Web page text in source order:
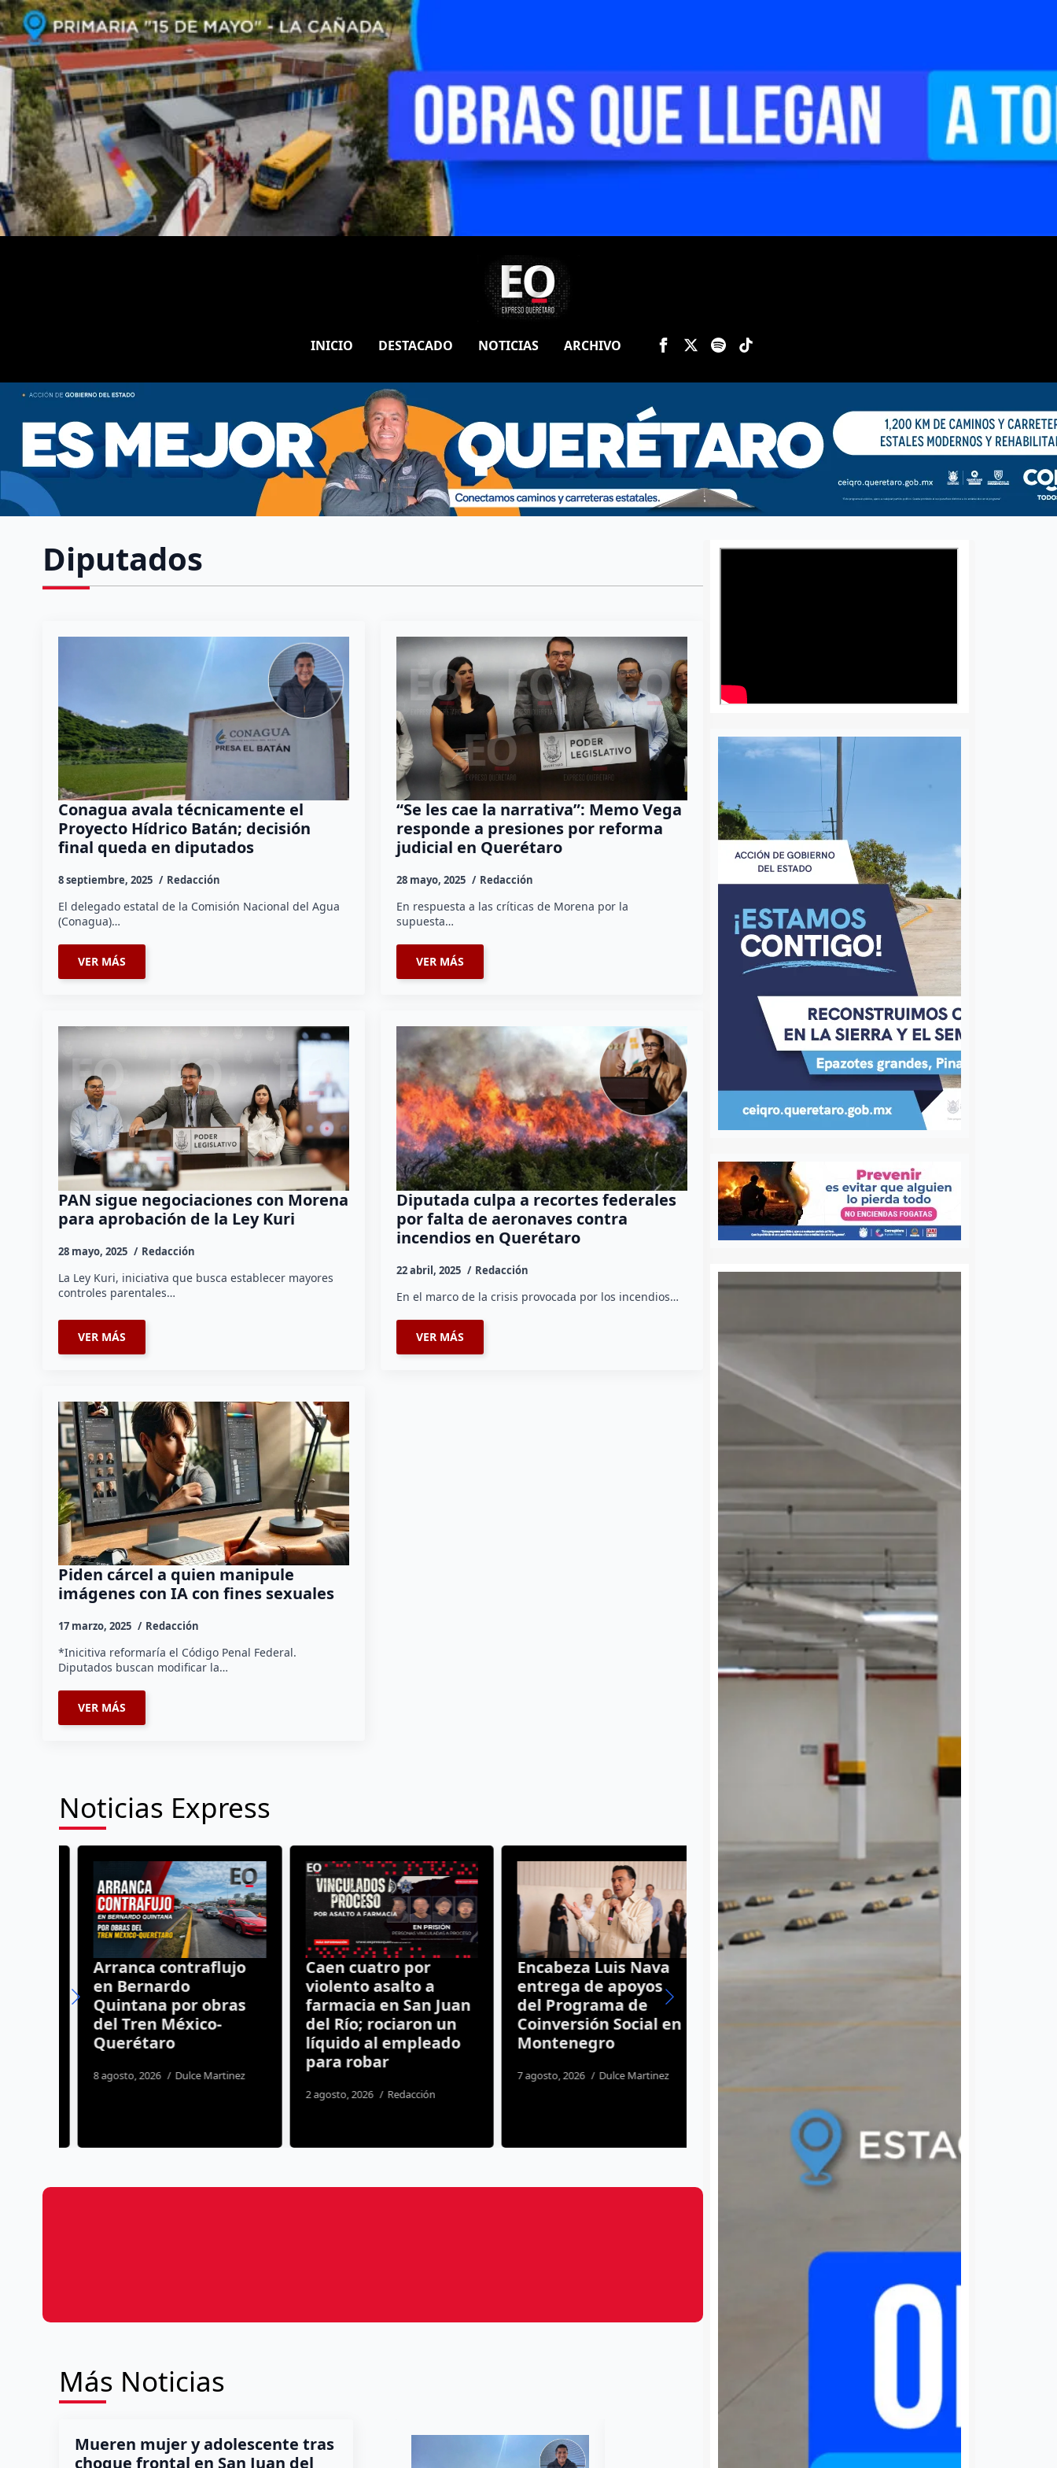
INICIO DESTACADO NOTICIAS ARCHIVO
Diputados
Conagua avala técnicamente el
Proyecto Hídrico Batán; decisión
final queda en diputados
8 septiembre, 2025 Redacción
El delegado estatal de la Comisión Nacional del Agua
(Conagua)…
VER MÁS
“Se les cae la narrativa”: Memo Vega
responde a presiones por reforma
judicial en Querétaro
28 mayo, 2025 Redacción
En respuesta a las críticas de Morena por la
supuesta…
VER MÁS
PAN sigue negociaciones con Morena
para aprobación de la Ley Kuri
28 mayo, 2025 Redacción
La Ley Kuri, iniciativa que busca establecer mayores
controles parentales…
VER MÁS
Diputada culpa a recortes federales
por falta de aeronaves contra
incendios en Querétaro
22 abril, 2025 Redacción
En el marco de la crisis provocada por los incendios…
VER MÁS
Piden cárcel a quien manipule
imágenes con IA con fines sexuales
17 marzo, 2025 Redacción
*Inicitiva reformaría el Código Penal Federal.
Diputados buscan modificar la…
VER MÁS
Noticias Express
Arranca contraflujo
en Bernardo
Quintana por obras
del Tren México-
Querétaro
8 agosto, 2026 Dulce Martinez
Caen cuatro por
violento asalto a
farmacia en San Juan
del Río; rociaron un
líquido al empleado
para robar
2 agosto, 2026 Redacción
Encabeza Luis Nava
entrega de apoyos
del Programa de
Coinversión Social en
Montenegro
7 agosto, 2026 Dulce Martinez
Programa Poliniza
Querétaro
número de
5 agosto, 2026 Dulce Martinez
Ocho de cada
cantinas
Querétaro ya
Más Noticias
Mueren mujer y adolescente tras
choque frontal en San Juan del